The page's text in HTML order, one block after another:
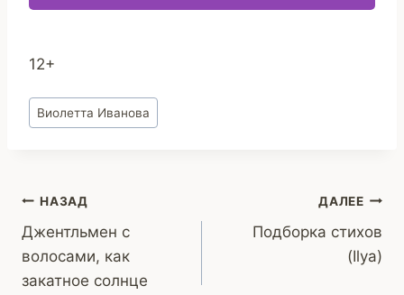
12+
Метки
записи:
Виолетта Иванова
Навигация
по
записям
НАЗАД
Джентльмен с
волосами, как
закатное солнце
ДАЛЕЕ
Подборка стихов
(Ilya)